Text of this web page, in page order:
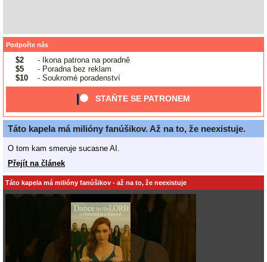
Podpořte nás
$2
- Ikona patrona na poradně
$5
- Poradna bez reklam
$10
- Soukromé poradenství
STAŇTE SE PATRONEM
Táto kapela má milióny fanúšikov. Až na to, že neexistuje.
O tom kam smeruje sucasne AI.
Přejít na článek
Táto kapela má milióny fanúšikov - až na to, že neexistuje